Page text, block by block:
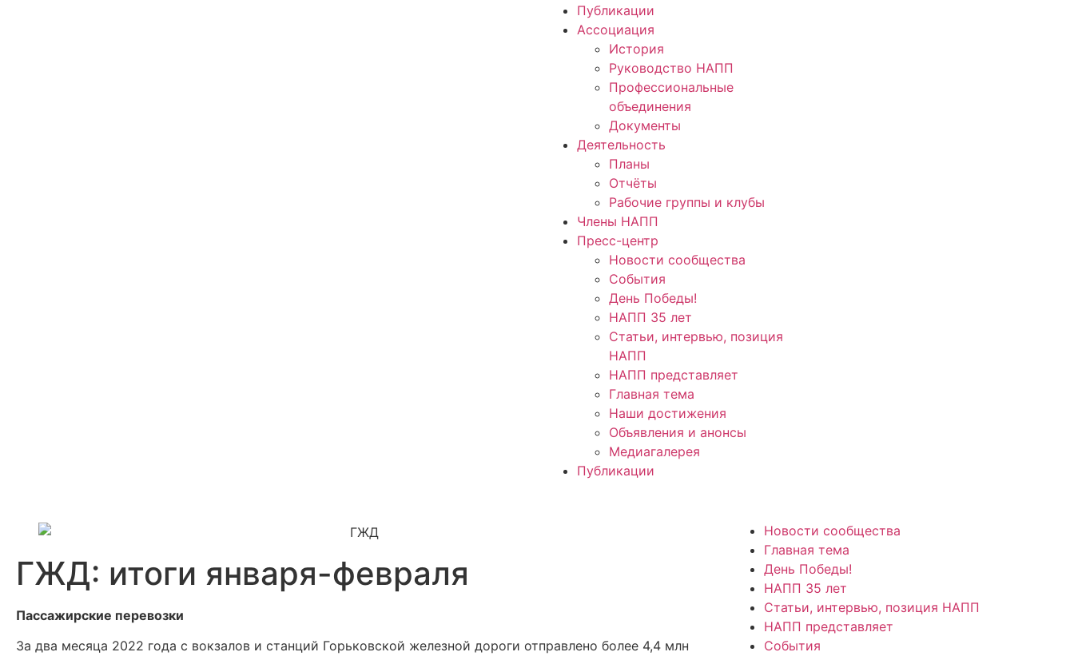
Публикации
Ассоциация
История
Руководство НАПП
Профессиональные
объединения
Документы
Деятельность
Планы
Отчёты
Рабочие группы и клубы
Члены НАПП
Пресс-центр
Новости сообщества
События
День Победы!
НАПП 35 лет
Статьи, интервью, позиция
НАПП
НАПП представляет
Главная тема
Наши достижения
Объявления и анонсы
Медиагалерея
Публикации
ГЖД: итоги января-февраля
Пассажирские перевозки
За два месяца 2022 года с вокзалов и станций Горьковской железной дороги отправлено более 4,4 млн
Новости сообщества
Главная тема
День Победы!
НАПП 35 лет
Статьи, интервью, позиция НАПП
НАПП представляет
События